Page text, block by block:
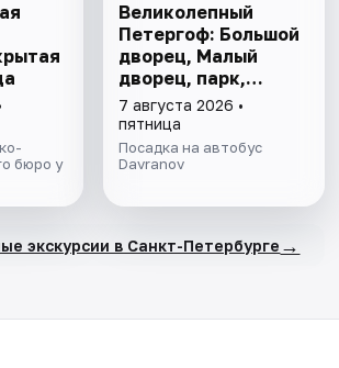
бюро у
Великолепный
Петергоф: Большой
дворец, Малый
дворец, парк,
фонтаны
7 августа 2026 •
пятница
Посадка на автобус
Davranov
экскурсии в Санкт-Петербурге →